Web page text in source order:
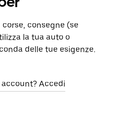
consegne (se
la tua auto o
delle tue esigenze.
account? Accedi